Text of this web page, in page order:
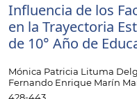
Influencia de los
en la Trayectoria
de 10° Año de
Mónica Patricia Lituma
Fernando Enrique Marín